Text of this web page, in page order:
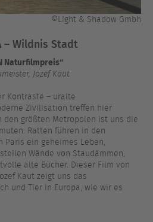
©Light & Shadow Gmbh
– Wildnis Stadt
Naturfilmpreis“
Jozef Kaut
Kontraste – uralte
Zivilisation treffen hier
den größten Metropolen ist uns die
Ratten führen in den
ein geheimes Leben,
Wände von Staudämmen,
alte Bücher. Dieser Film von
Kaut zeigt uns das
und Tier in Europa, wie wir es